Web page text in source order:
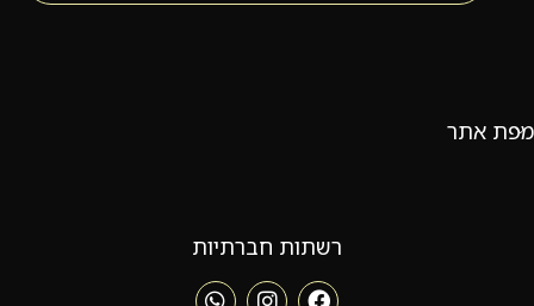
מפת אתר
רשתות חברתיות